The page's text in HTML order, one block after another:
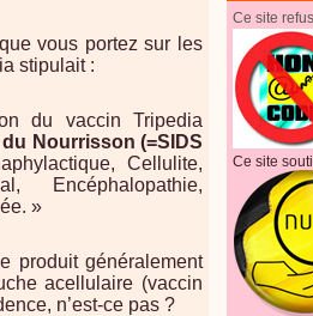
vous portez sur les
stipulait :
du vaccin Tripedia
Nourrisson (=SIDS
Cellulite,
Encéphalopathie,
»
produit généralement
acellulaire (vaccin
n’est-ce pas ?
Ce site
Ce site